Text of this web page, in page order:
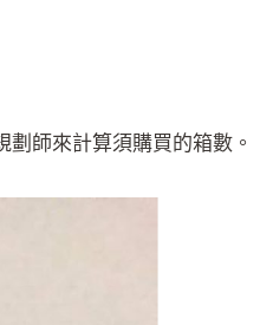
師來計算須購買的箱數。